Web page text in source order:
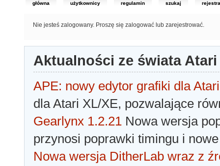
główna użytkownicy regulamin szukaj
Nie jesteś zalogowany. Proszę się zalogować lub zarejestrować.
Aktualności ze świata Atari
APE: nowy edytor grafiki dla Atari
dla Atari XL/XE, pozwalające
Gearlynx 1.2.21 Nowa wersja
przynosi poprawki timingu i
Nowa wersja DitherLab wraz z